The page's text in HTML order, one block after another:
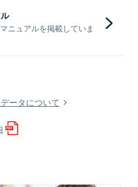
ニュアルを掲載していま
ータについて